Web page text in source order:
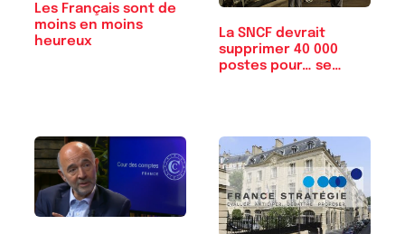
Les Français sont de
moins en moins
heureux
La SNCF devrait
supprimer 40 000
postes pour… se…